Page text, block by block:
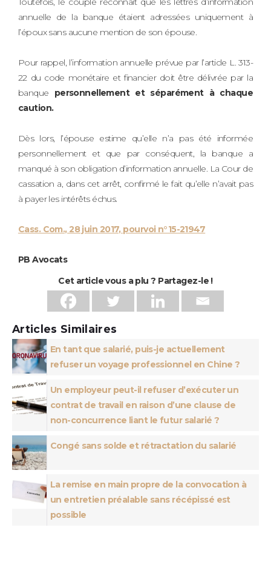
annuelle de la banque étaient adressées uniquement à
l’époux sans aucune mention de son épouse.
Pour rappel, l’information annuelle prévue par l’article L. 313-
22 du code monétaire et financier doit être délivrée par la
banque personnellement et séparément à chaque
caution.
Dès lors, l’épouse estime qu’elle n’a pas été informée
personnellement et que par conséquent, la banque a
manqué à son obligation d’information annuelle. La Cour de
cassation a, dans cet arrêt, confirmé le fait qu’elle n’avait pas
à payer les intérêts échus.
Cass. Com., 28 juin 2017, pourvoi n°15-21947
PB Avocats
Cet article vous a plu ? Partagez-le !
Articles Similaires
En tant que salarié, puis-je actuellement
refuser un voyage professionnel en Chine ?
Un employeur peut-il refuser d’exécuter un
contrat de travail en raison d’une clause de
non-concurrence liant le futur salarié ?
Congé sans solde et rétractation du salarié
La remise en main propre de la convocation à
un entretien préalable sans récépissé est
possible